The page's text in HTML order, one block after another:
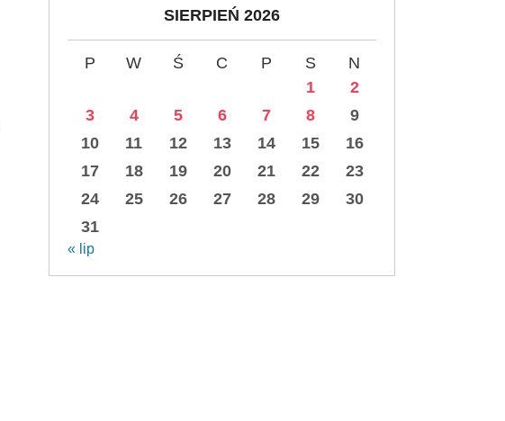
SIERPIEŃ 2026
P W Ś C P S
N
1
2
3
4 5 6 7 8
9
10
11 12 13 14 15
16
17
18 19 20 21 22
23
24
25 26 27 28 29
30
31
« lip